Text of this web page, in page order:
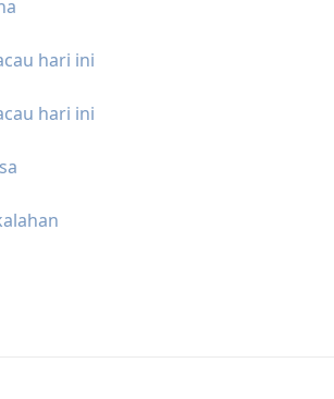
hari ini
hari ini